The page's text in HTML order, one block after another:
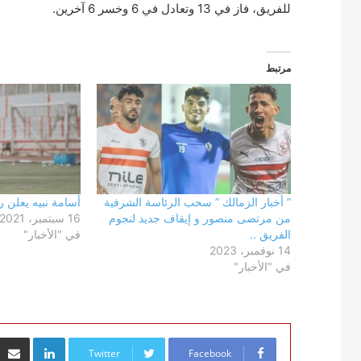
للفريق، فاز في 13 وتعادل في 6 وخسر 6 آخرين.
مرتبط
” أخبار الزمالك ” سحب الرئاسة الشرفية
من مرتضى منصور و إيقاف جديد لنجوم
الفريق ..
14 نوفمبر، 2023
في "الأخبار"
أسامة نبيه يعلن
16 سبتمبر، 2021
في "الأخبار"
Facebook
Twitter